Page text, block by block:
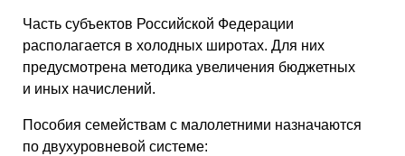
Часть субъектов Российской Федерации
располагается в холодных широтах. Для них
предусмотрена методика увеличения бюджетных
и иных начислений.
Пособия семействам с малолетними назначаются
по двухуровневой системе: